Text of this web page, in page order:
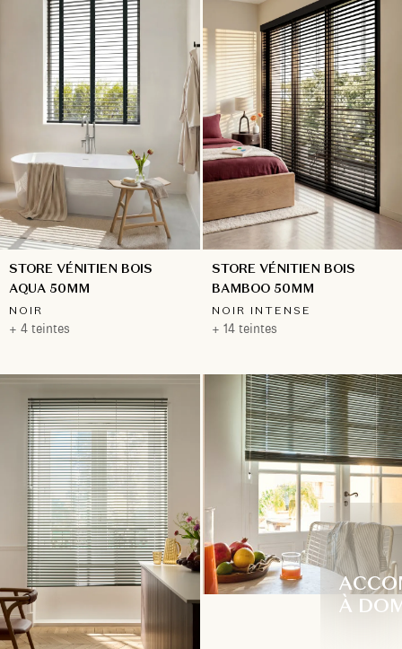
STORE VÉNITIEN BOIS
AQUA 50MM
NOIR
+ 4 teintes
STORE VÉNITIEN BOIS
BAMBOO 50MM
NOIR INTENSE
+ 14 teintes
À